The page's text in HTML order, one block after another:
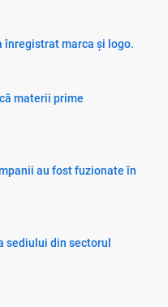
înregistrat marca și logo.
materii prime
au fost fuzionate în
sediului din sectorul